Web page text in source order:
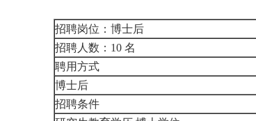
招聘岗位：博士后
招聘人数：10 名
聘用方式
博士后
招聘条件